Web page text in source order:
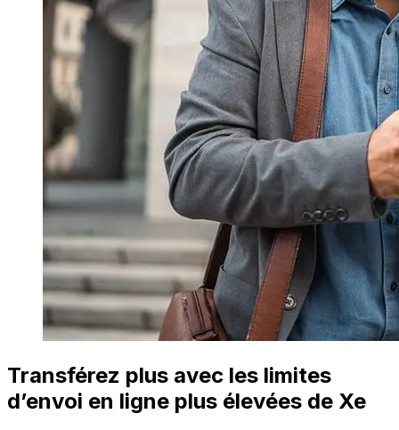
Transférez plus avec les limites
d’envoi en ligne plus élevées de Xe